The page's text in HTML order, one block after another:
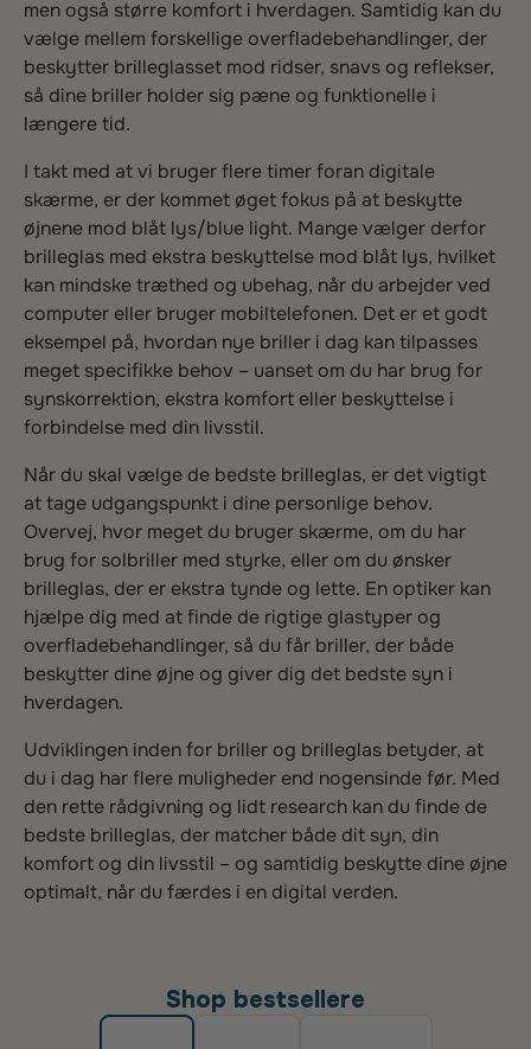
men også større komfort i hverdagen. Samtidig kan du
vælge mellem forskellige overfladebehandlinger, der
beskytter brilleglasset mod ridser, snavs og reflekser,
så dine briller holder sig pæne og funktionelle i
længere tid.
I takt med at vi bruger flere timer foran digitale
skærme, er der kommet øget fokus på at beskytte
øjnene mod blåt lys/blue light. Mange vælger derfor
brilleglas med ekstra beskyttelse mod blåt lys, hvilket
kan mindske træthed og ubehag, når du arbejder ved
computer eller bruger mobiltelefonen. Det er et godt
eksempel på, hvordan nye briller i dag kan tilpasses
meget specifikke behov – uanset om du har brug for
synskorrektion, ekstra komfort eller beskyttelse i
forbindelse med din livsstil.
Når du skal vælge de bedste brilleglas, er det vigtigt
at tage udgangspunkt i dine personlige behov.
Overvej, hvor meget du bruger skærme, om du har
brug for solbriller med styrke, eller om du ønsker
brilleglas, der er ekstra tynde og lette. En optiker kan
hjælpe dig med at finde de rigtige glastyper og
overfladebehandlinger, så du får briller, der både
beskytter dine øjne og giver dig det bedste syn i
hverdagen.
Udviklingen inden for briller og brilleglas betyder, at
du i dag har flere muligheder end nogensinde før. Med
den rette rådgivning og lidt research kan du finde de
bedste brilleglas, der matcher både dit syn, din
komfort og din livsstil – og samtidig beskytte dine øjne
optimalt, når du færdes i en digital verden.
Shop bestsellere